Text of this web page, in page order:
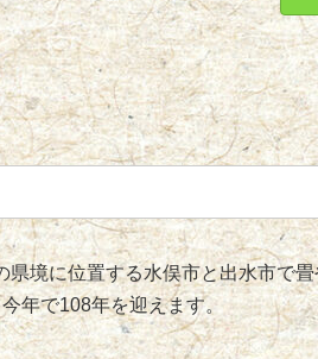
県境に位置する水俣市と出水市で
年で108年を迎えます。